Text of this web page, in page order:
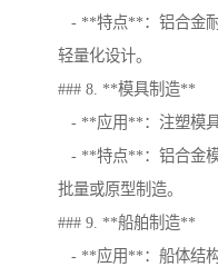
- **特点**：铝合金
轻量化设计。
### 8. **模具制造**
- **应用**：注塑模具
- **特点**：铝合金
批量或原型制造。
### 9. **船舶制造**
- **应用**：船体结构